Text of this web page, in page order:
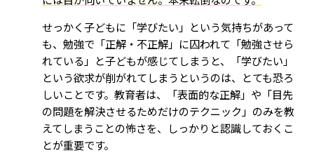
せっかく子どもに「学びたい」という気持ちがあって
も、勉強で「正解・不正解」に囚われて「勉強させら
れている」と子どもが感じてしまうと、「学びたい」
という欲求が削がれてしまうというのは、とても恐ろ
しいことです。教育者は、「表面的な正解」や「目先
の問題を解決させるためだけのテクニック」のみを教
えてしまうことの怖さを、しっかりと認識しておくこ
とが重要です。